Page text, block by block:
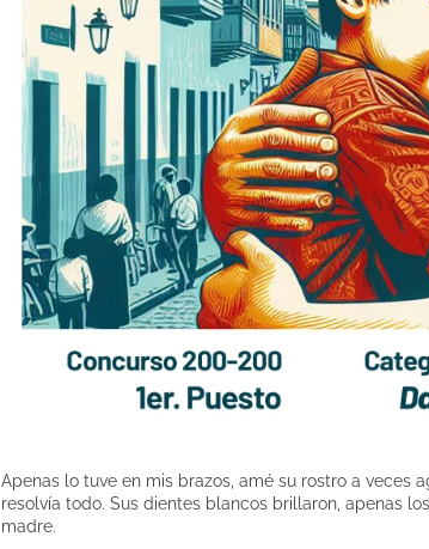
Apenas lo tuve en mis brazos, amé su rostro a veces
resolvía todo. Sus dientes blancos brillaron, apenas
madre.